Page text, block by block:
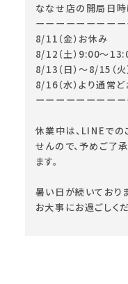
ななせ店の開局日時
ーーーーーーーーー
8/11（金）お休み
8/12（土）9:00～
8/13（日）～8/15（火
8/16（水）より通常
ーーーーーーーーー
休業中は、LINEでの
せんので、予めご了
ます。
暑い日が続いており
お大事にお過ごしくだ